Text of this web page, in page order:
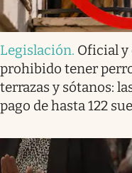
Legislación. Oficial y
prohibido tener
terrazas y sótanos:
pago de hasta 122